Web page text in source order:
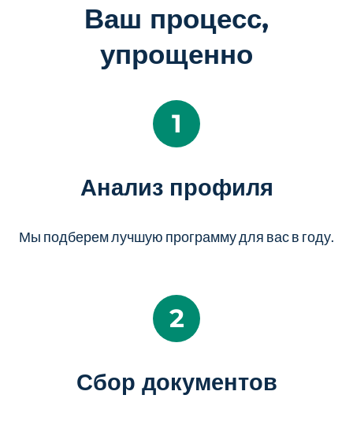
Ваш процесс,
упрощенно
1
Анализ профиля
Мы подберем лучшую программу для вас в году.
2
Сбор документов